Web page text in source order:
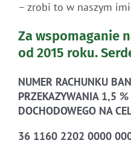
– zrobi to w naszym
Za wspomaganie
od 2015 roku.
NUMER RACHUNKU
PRZEKAZYWANIA 1,5
DOCHODOWEGO NA
36 1160 2202 0000